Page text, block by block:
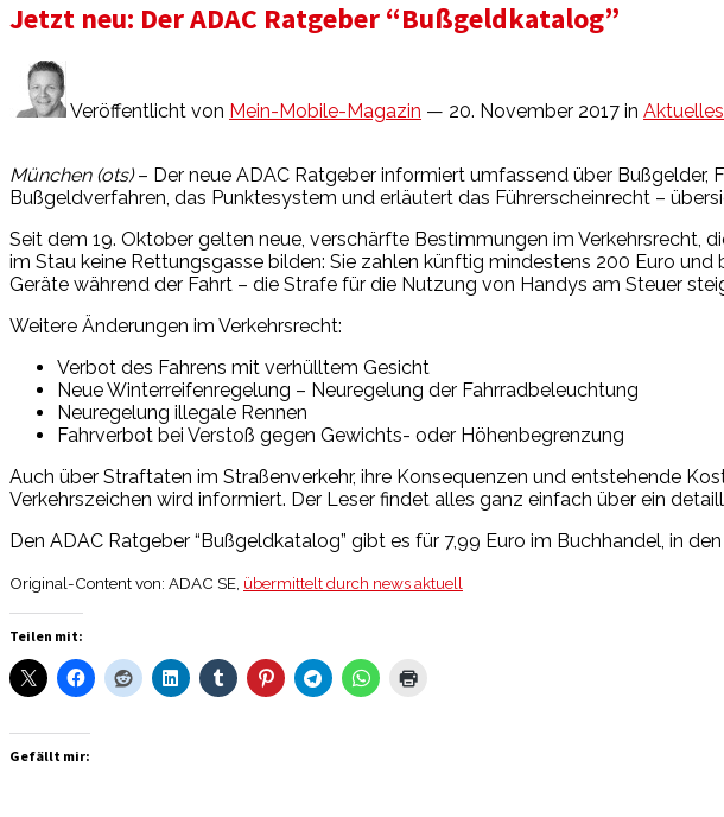
Jetzt neu: Der ADAC Ratgeber “Bußgeldkatalog”
Veröffentlicht von Mein-Mobile-Magazin — 20. November 2017 in Aktuelles
München (ots)– Der neue ADAC Ratgeber informiert umfassend über Bußgelder,
Bußgeldverfahren, das Punktesystem und erläutert das Führerscheinrecht –
Seit dem 19. Oktober gelten neue, verschärfte Bestimmungen im Verkehrsrecht,
im Stau keine Rettungsgasse bilden: Sie zahlen künftig mindestens 200 Euro
Geräte während der Fahrt – die Strafe für die Nutzung von Handys am Steuer
Weitere Änderungen im Verkehrsrecht:
Verbot des Fahrens mit verhülltem Gesicht
Neue Winterreifenregelung – Neuregelung der Fahrradbeleuchtung
Neuregelung illegale Rennen
Fahrverbot bei Verstoß gegen Gewichts- oder Höhenbegrenzung
Auch über Straftaten im Straßenverkehr, ihre Konsequenzen und entstehende
Verkehrszeichen wird informiert. Der Leser findet alles ganz einfach über ein
Den ADAC Ratgeber “Bußgeldkatalog” gibt es für 7,99 Euro im Buchhandel, in
Original-Content von: ADAC SE, übermittelt durch news aktuell
Teilen mit:
Gefällt mir: